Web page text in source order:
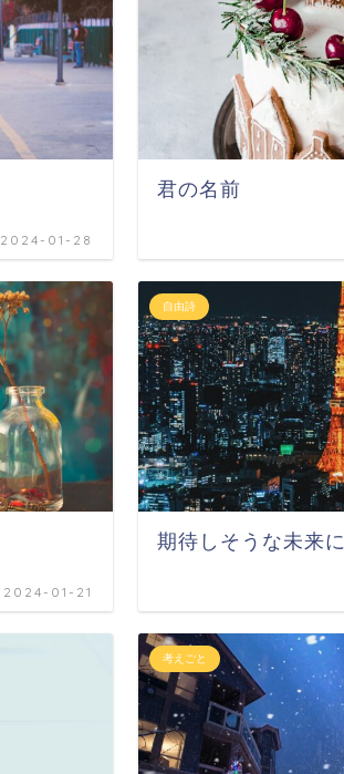
2024-01-28
君の名前
2024-01-21
自由詩
期待しそうな未来に
考えごと